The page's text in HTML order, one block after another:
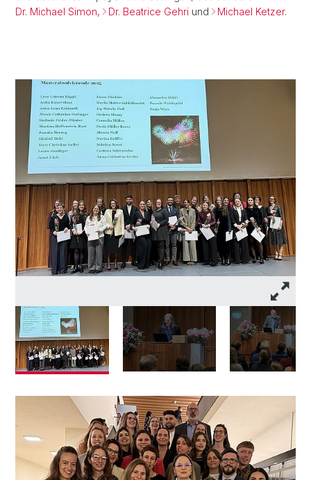
Dr. Michael Simon, Dr. Beatrice Gehri und Michael Ketzer.